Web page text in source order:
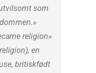
som
religion»
en
britiskfødt